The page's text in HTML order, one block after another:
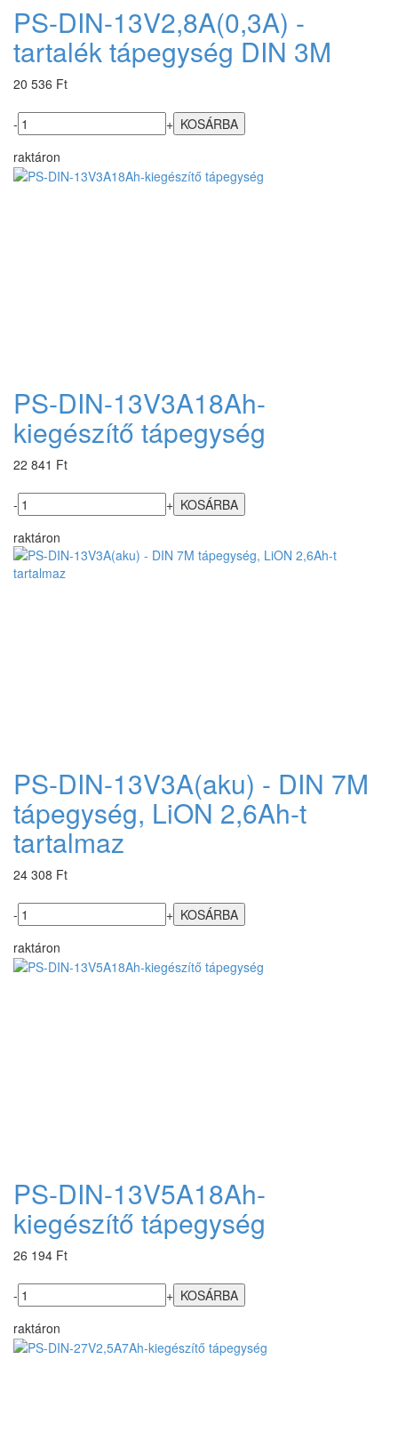
PS-DIN-13V2,8A(0,3A) -
tartalék tápegység DIN 3M
20 536 Ft
-
+
raktáron
PS-DIN-13V3A18Ah-
kiegészítő tápegység
22 841 Ft
-
+
raktáron
PS-DIN-13V3A(aku) - DIN 7M
tápegység, LiON 2,6Ah-t
tartalmaz
24 308 Ft
-
+
raktáron
PS-DIN-13V5A18Ah-
kiegészítő tápegység
26 194 Ft
-
+
raktáron